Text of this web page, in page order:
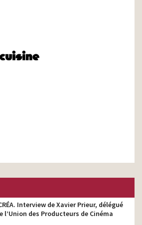
Interview de Xavier Prieur, délégué
l’Union des Producteurs de Cinéma